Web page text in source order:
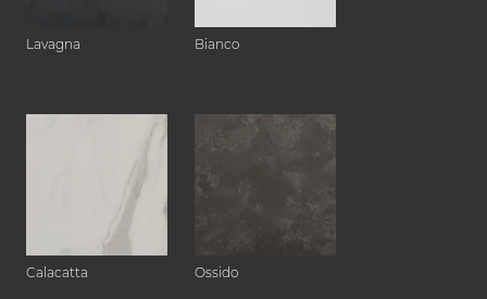
Lavagna Bianco
Calacatta Ossido